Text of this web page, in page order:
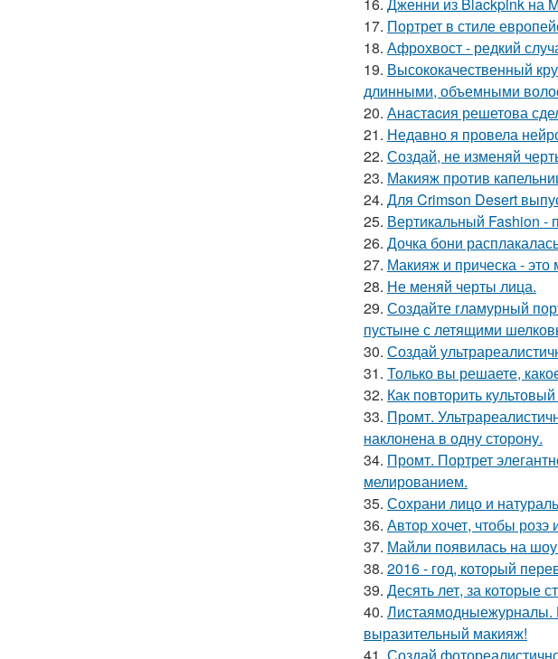
16. Дженни из Blackpink на
17. Портрет в стиле
18. Афрохвост - редкий
19. Высококачественный
длинными, объемными
20. Анaстacия решетова
21. Недавно я провела
22. Создай, не изменяй
23. Макияж против
24. Для Crimson Desert
25. Вертикальный Fashion -
26. Дочка бони
27. Макияж и прическа -
28. Не меняй черты лица.
29. Создайте гламурный
пустыне с летящими
30. Создай
31. Только вы решаете,
32. Как повторить
33. Промт.
наклонена в одну сторону.
34. Промт. Портрет
мелированием.
35. Сохрани лицо и
36. Автор хочет, чтобы
37. Майли появилась на
38. 2016 - год, который
39. Десять лет, за которые
40. Листаямодныежурналы.
выразительный макияж!